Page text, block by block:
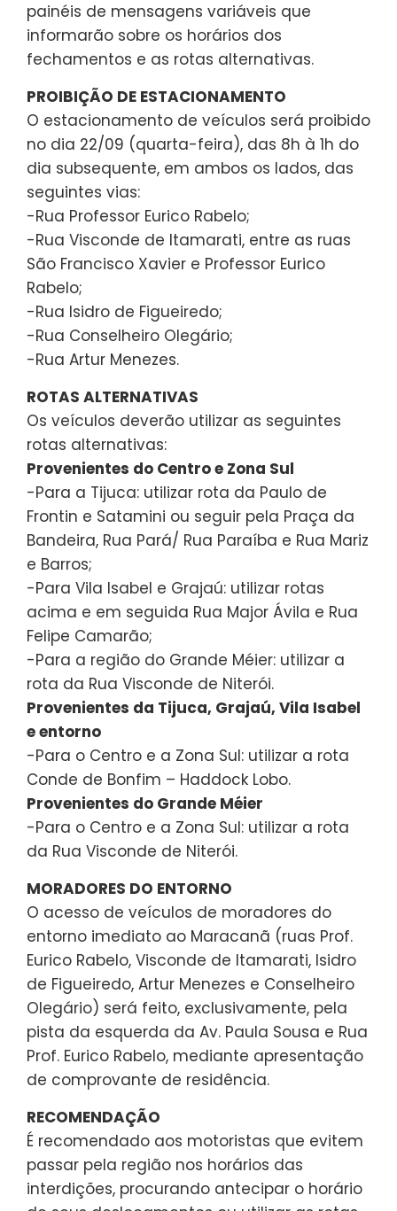
painéis de mensagens variáveis que
informarão sobre os horários dos
fechamentos e as rotas alternativas.
PROIBIÇÃO DE ESTACIONAMENTO
O estacionamento de veículos será proibido
no dia 22/09 (quarta-feira), das 8h à 1h do
dia subsequente, em ambos os lados, das
seguintes vias:
-Rua Professor Eurico Rabelo;
-Rua Visconde de Itamarati, entre as ruas
São Francisco Xavier e Professor Eurico
Rabelo;
-Rua Isidro de Figueiredo;
-Rua Conselheiro Olegário;
-Rua Artur Menezes.
ROTAS ALTERNATIVAS
Os veículos deverão utilizar as seguintes
rotas alternativas:
Provenientes do Centro e Zona Sul
-Para a Tijuca: utilizar rota da Paulo de
Frontin e Satamini ou seguir pela Praça da
Bandeira, Rua Pará/ Rua Paraíba e Rua Mariz
e Barros;
-Para Vila Isabel e Grajaú: utilizar rotas
acima e em seguida Rua Major Ávila e Rua
Felipe Camarão;
-Para a região do Grande Méier: utilizar a
rota da Rua Visconde de Niterói.
Provenientes da Tijuca, Grajaú, Vila Isabel
e entorno
-Para o Centro e a Zona Sul: utilizar a rota
Conde de Bonfim – Haddock Lobo.
Provenientes do Grande Méier
-Para o Centro e a Zona Sul: utilizar a rota
da Rua Visconde de Niterói.
MORADORES DO ENTORNO
O acesso de veículos de moradores do
entorno imediato ao Maracanã (ruas Prof.
Eurico Rabelo, Visconde de Itamarati, Isidro
de Figueiredo, Artur Menezes e Conselheiro
Olegário) será feito, exclusivamente, pela
pista da esquerda da Av. Paula Sousa e Rua
Prof. Eurico Rabelo, mediante apresentação
de comprovante de residência.
RECOMENDAÇÃO
É recomendado aos motoristas que evitem
passar pela região nos horários das
interdições, procurando antecipar o horário